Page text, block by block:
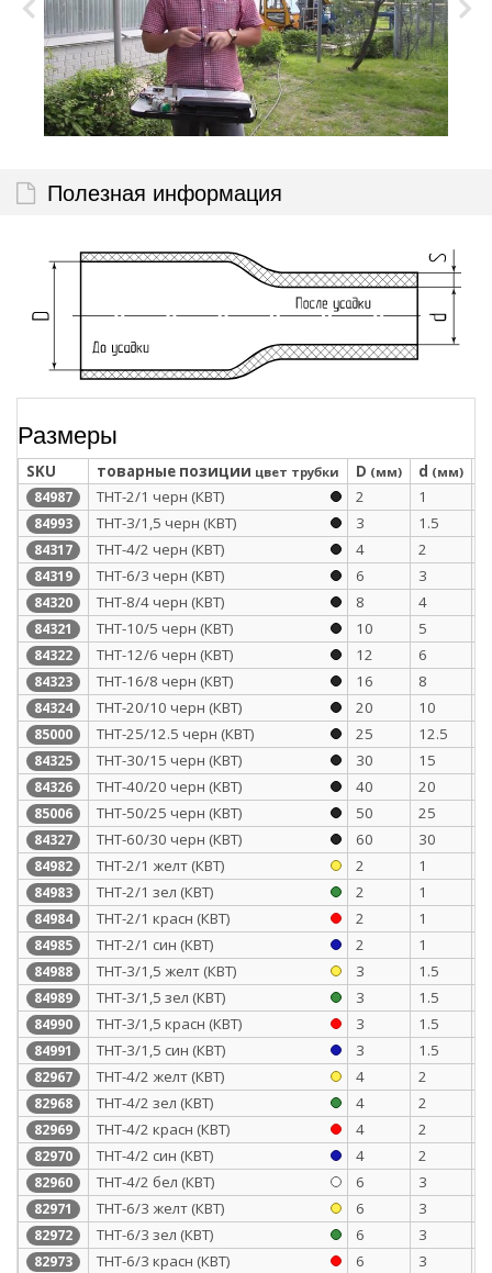
Полезная информация
Размеры
SKU товарные позиции цвет трубки D (мм) d (мм)
84987 ТНТ-2/1 черн (КВТ) 2 1
84993 ТНТ-3/1,5 черн (КВТ) 3 1.5
84317 ТНТ-4/2 черн (КВТ) 4 2
84319 ТНТ-6/3 черн (КВТ) 6 3
84320 ТНТ-8/4 черн (КВТ) 8 4
84321 ТНТ-10/5 черн (КВТ) 10 5
84322 ТНТ-12/6 черн (КВТ) 12 6
84323 ТНТ-16/8 черн (КВТ) 16 8
84324 ТНТ-20/10 черн (КВТ) 20 10
85000 ТНТ-25/12.5 черн (КВТ) 25 12.5
84325 ТНТ-30/15 черн (КВТ) 30 15
84326 ТНТ-40/20 черн (КВТ) 40 20
85006 ТНТ-50/25 черн (КВТ) 50 25
84327 ТНТ-60/30 черн (КВТ) 60 30
84982 ТНТ-2/1 желт (КВТ) 2 1
84983 ТНТ-2/1 зел (КВТ) 2 1
84984 ТНТ-2/1 красн (КВТ) 2 1
84985 ТНТ-2/1 син (КВТ) 2 1
84988 ТНТ-3/1,5 желт (КВТ) 3 1.5
84989 ТНТ-3/1,5 зел (КВТ) 3 1.5
84990 ТНТ-3/1,5 красн (КВТ) 3 1.5
84991 ТНТ-3/1,5 син (КВТ) 3 1.5
82967 ТНТ-4/2 желт (КВТ) 4 2
82968 ТНТ-4/2 зел (КВТ) 4 2
82969 ТНТ-4/2 красн (КВТ) 4 2
82970 ТНТ-4/2 син (КВТ) 4 2
82960 ТНТ-4/2 бел (КВТ) 6 3
82971 ТНТ-6/3 желт (КВТ) 6 3
82972 ТНТ-6/3 зел (КВТ) 6 3
82973 ТНТ-6/3 красн (КВТ) 6 3